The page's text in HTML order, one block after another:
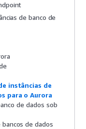
de banco de
instâncias de
para o Aurora
de dados sob
bancos de dados